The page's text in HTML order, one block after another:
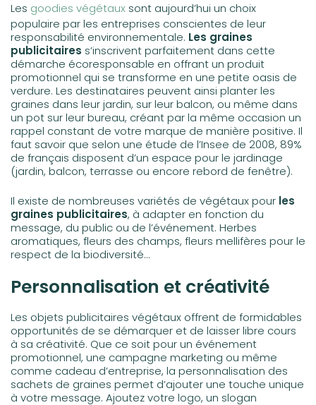
Les goodies végétaux sont aujourd’hui un choix
populaire par les entreprises conscientes de leur
responsabilité environnementale. Les graines
publicitaires s’inscrivent parfaitement dans cette
démarche écoresponsable en offrant un produit
promotionnel qui se transforme en une petite oasis de
verdure. Les destinataires peuvent ainsi planter les
graines dans leur jardin, sur leur balcon, ou même dans
un pot sur leur bureau, créant par la même occasion un
rappel constant de votre marque de manière positive. Il
faut savoir que selon une étude de l’Insee de 2008, 89%
de français disposent d’un espace pour le jardinage
(jardin, balcon, terrasse ou encore rebord de fenêtre).
Il existe de nombreuses variétés de végétaux pour les
graines publicitaires, à adapter en fonction du
message, du public ou de l’événement. Herbes
aromatiques, fleurs des champs, fleurs mellifères pour le
respect de la biodiversité…
Personnalisation et créativité
Les objets publicitaires végétaux offrent de formidables
opportunités de se démarquer et de laisser libre cours
à sa créativité. Que ce soit pour un événement
promotionnel, une campagne marketing ou même
comme cadeau d’entreprise, la personnalisation des
sachets de graines permet d’ajouter une touche unique
à votre message. Ajoutez votre logo, un slogan